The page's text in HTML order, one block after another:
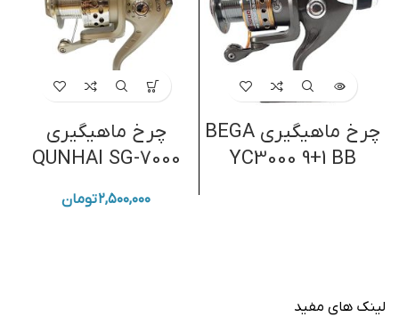
چرخ ماهیگیری BEGA
YC3000 9+1 BB
چرخ ماهیگیری
QUNHAI SG-7000
۲,۵۰۰,۰۰۰تومان
لینک های مفید